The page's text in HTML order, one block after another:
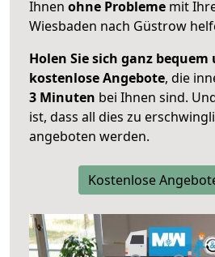
Ihnen ohne Probleme mit
Wiesbaden nach Güstrow
Holen Sie sich ganz
kostenlose Angebote, die
3 Minuten bei Ihnen sind.
ist, dass all dies zu
angeboten werden.
Kostenlose